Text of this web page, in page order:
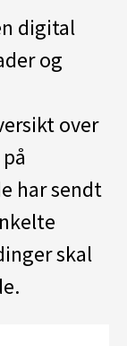
digital
og
over
har sendt
skal